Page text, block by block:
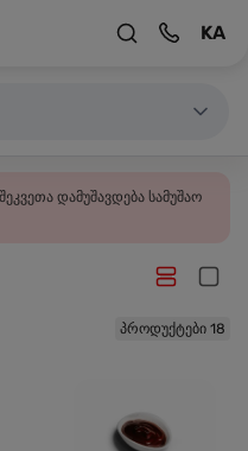
KA
დამუშავდება სამუშაო
პროდუქტები 18